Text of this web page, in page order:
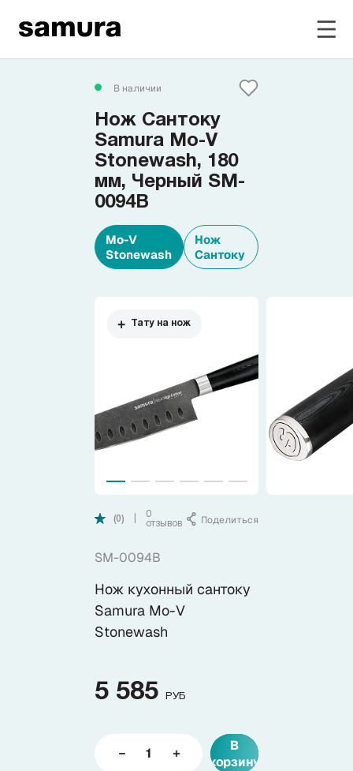
Избранное
Войти в личный кабинет
Смотреть весь каталог
Ножи по видам
Популярные подборки
Аксессуары
Спецпредложения и уценка
В наличии
Нож Сантоку
Samura Mo-V
Stonewash, 180
мм, Черный SM-
0094B
Mo-V
Stonewash
Нож
Сантоку
Тату на нож
(0)
0
отзывов
Поделиться
SM-0094B
Нож кухонный сантоку
Samura Mo-V
Stonewash
5 585 РУБ
В
корзину